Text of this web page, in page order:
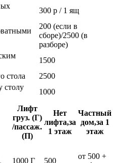
300 р / 1 ящ
200 (если в
сборе)/2500 (в
разборе)
1500
стола
2500
столу
1000
Лифт
груз. (Г)
/пассаж.
(П)
Нет
лифта,за
1 этаж
Частный
дом,за 1
этаж
1000 Г 500
от 500 +